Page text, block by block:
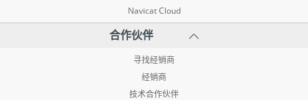
Navicat Cloud
合作伙伴
寻找经销商
经销商
技术合作伙伴